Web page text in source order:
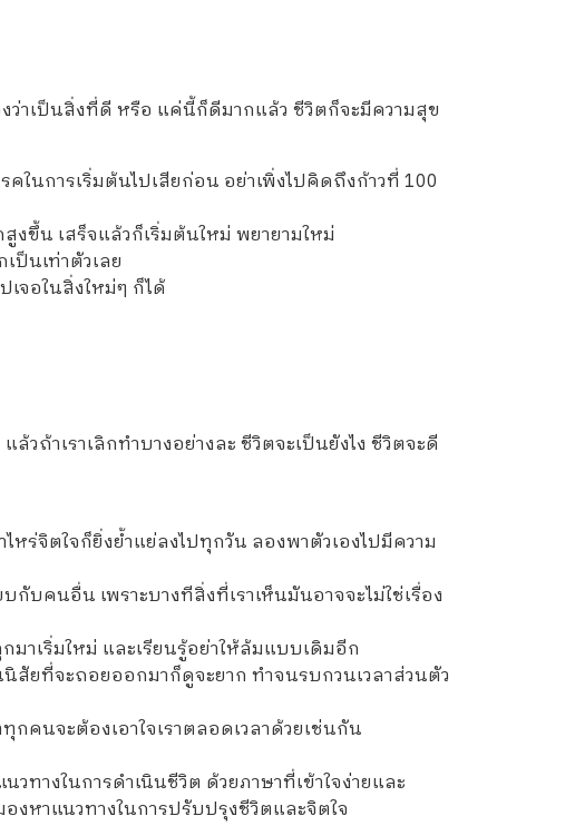
าเป็นสิ่งที่ดี หรือ แค่นี้ก็ดีมากแล้ว ชีวิตก็จะมีความสุข
นการเริ่มต้นไปเสียก่อน อย่าเพิ่งไปคิดถึงก้าวที่ 100
ขึ้น เสร็จแล้วก็เริ่มต้นใหม่ พยายามใหม่
ป็นเท่าตัวเลย
จอในสิ่งใหม่ๆ ก็ได้
ถ้าเราเลิกทำบางอย่างละ ชีวิตจะเป็นยังไง ชีวิตจะดี
หร่จิตใจก็ยิ่งย้ำแย่ลงไปทุกวัน ลองพาตัวเองไปมีความ
บคนอื่น เพราะบางทีสิ่งที่เราเห็นมันอาจจะไม่ใช่เรื่อง
เริ่มใหม่ และเรียนรู้อย่าให้ล้มแบบเดิมอีก
สัยที่จะถอยออกมาก็ดูจะยาก ทำจนรบกวนเวลาส่วนตัว
กคนจะต้องเอาใจเราตลอดเวลาด้วยเช่นกัน
างในการดำเนินชีวิต ด้วยภาษาที่เข้าใจง่ายและ
หาแนวทางในการปรับปรุงชีวิตและจิตใจ